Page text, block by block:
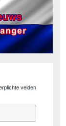
velden